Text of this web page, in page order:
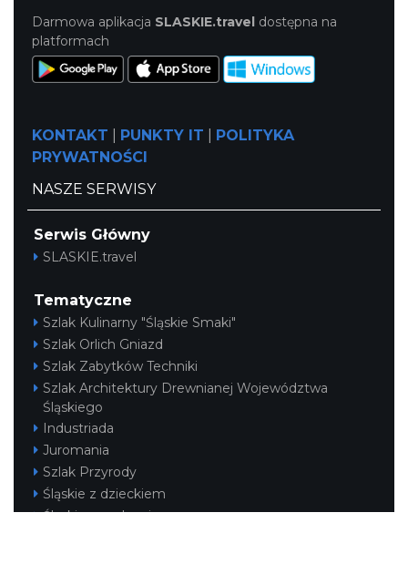
Darmowa aplikacja SLASKIE.travel dostępna na
platformach
KONTAKT PUNKTY IT
POLITYKA
PRYWATNOŚCI
NASZE SERWISY
Serwis Główny
SLASKIE.travel
Tematyczne
Szlak Kulinarny "Śląskie Smaki"
Szlak Orlich Gniazd
Szlak Zabytków Techniki
Szlak Architektury Drewnianej Województwa
Śląskiego
Industriada
Juromania
Szlak Przyrody
Śląskie z dzieckiem
Śląskie po zdrowie